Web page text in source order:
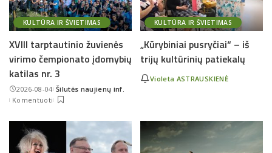
KULTŪRA IR ŠVIETIMAS
XVIII tarptautinio žuvienės
virimo čempionato įdomybių
katilas nr. 3
2026-08-04Posted
by
Šilutės naujienų inf.
Komentuoti
KULTŪRA IR ŠVIETIMAS
„Kūrybiniai pusryčiai“ – iš
trijų kultūrinių patiekalų
Violeta ASTRAUSKIENĖ